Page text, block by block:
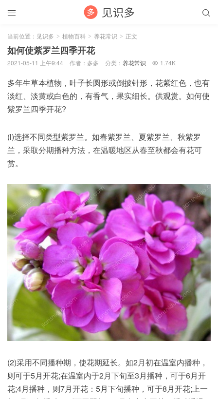
 
当前位置： 见识多 > 植物百科 > 养花常识 > 正文
如何使紫罗兰四季开花
2021-05-11 上午9:44 作者：多多 分类： 养花常识  1.74K
多年生草本植物，叶子长圆形或倒披针形，花紫红色，也有
淡红、淡黄或白色的，有香气，果实细长。供观赏。如何使
紫罗兰四季开花?
(l)选择不同类型紫罗兰。如春紫罗兰、夏紫罗兰、秋紫罗
兰，采取分期播种方法，在温暖地区从春至秋都会有花可
赏。
(2)采用不同播种期，使花期延长。如2月初在温室内播种，
则可于5月开花;在温室内于2月下旬至3月播种，可于6月开
花;4月播种，则7月开花：5月下旬播种，可于8月开花;上一